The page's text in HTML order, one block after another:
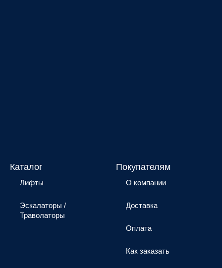
Каталог
Лифты
Эскалаторы /
Траволаторы
Покупателям
О компании
Доставка
Оплата
Как заказать